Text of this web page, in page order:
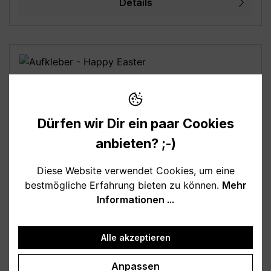
Details
Aufkleber - Happy Easter
24 Aufkleber rund (optional inkl. 24 Papiertüten)
DIN A4 Bogen Größe je Aufkleber: 4 x 4 cm
Dürfen wir Dir ein paar Cookies
anbieten? ;-)
Diese Website verwendet Cookies, um eine
bestmögliche Erfahrung bieten zu können. Mehr
Informationen ...
Alle akzeptieren
Anpassen